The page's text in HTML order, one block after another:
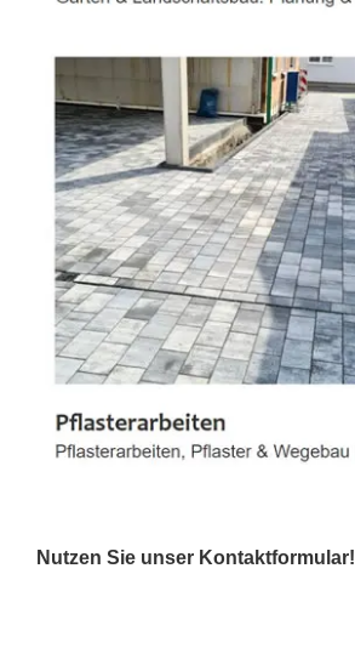
Nutzen Sie unser Kontaktformular!